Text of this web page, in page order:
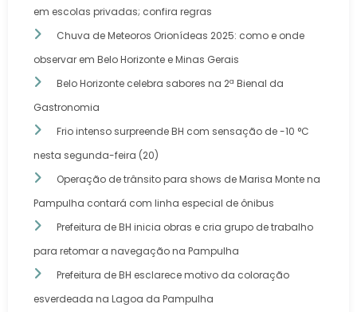
em escolas privadas; confira regras
Chuva de Meteoros Orionídeas 2025: como e onde
observar em Belo Horizonte e Minas Gerais
Belo Horizonte celebra sabores na 2ª Bienal da
Gastronomia
Frio intenso surpreende BH com sensação de -10 °C
nesta segunda-feira (20)
Operação de trânsito para shows de Marisa Monte na
Pampulha contará com linha especial de ônibus
Prefeitura de BH inicia obras e cria grupo de trabalho
para retomar a navegação na Pampulha
Prefeitura de BH esclarece motivo da coloração
esverdeada na Lagoa da Pampulha